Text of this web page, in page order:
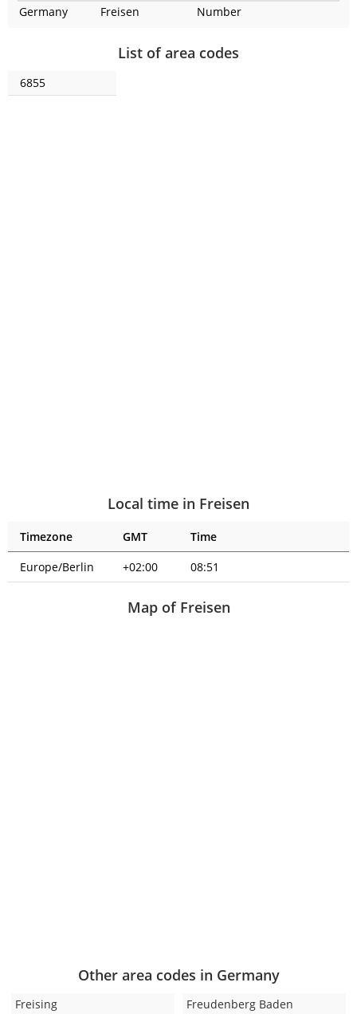
Germany Freisen Number
List of area codes
6855
Local time in Freisen
Timezone GMT
Time
Europe/Berlin
+02:00 08:51
Map of Freisen
Other area codes in Germany
Freising Freudenberg Baden